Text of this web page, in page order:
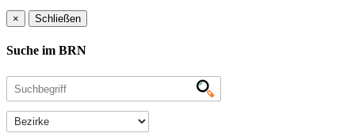
× Schließen
Suche im BRN